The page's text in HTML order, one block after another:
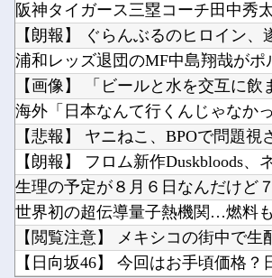
阪神タイガース三塁コーチ田中秀
【朗報】 ぐらんぶるのヒロイン、
【画像】 「ビールと水を交互に
【悲報】 ヤニねこ、BPOで問題